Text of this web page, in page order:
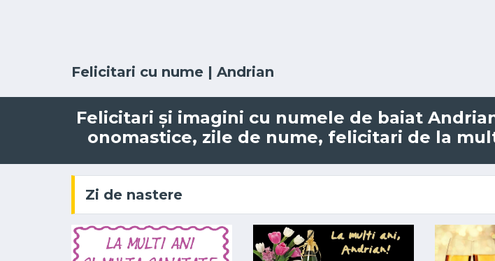
Felicitari cu nume | Andrian
Felicitari și imagini cu numele de baiat
onomastice, zile de nume, felicitari de la
Zi de nastere